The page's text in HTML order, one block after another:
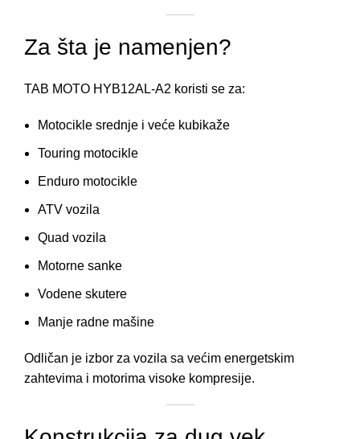
Za šta je namenjen?
TAB MOTO HYB12AL-A2 koristi se za:
Motocikle srednje i veće kubikaže
Touring motocikle
Enduro motocikle
ATV vozila
Quad vozila
Motorne sanke
Vodene skutere
Manje radne mašine
Odličan je izbor za vozila sa većim energetskim
zahtevima i motorima visoke kompresije.